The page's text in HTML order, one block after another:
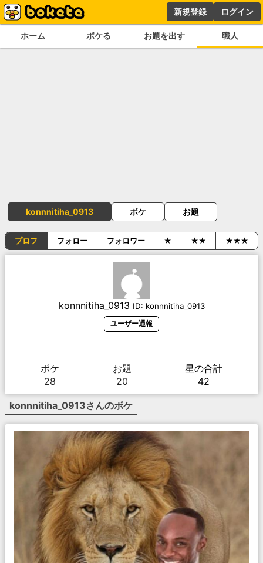
新規登録 ログイン
ホーム ボケる お題を出す 職人
konnnitiha_0913 ボケ お題
プロフ フォロー フォロワー ★ ★★ ★★★
konnnitiha_0913 ID: konnnitiha_0913
ユーザー通報
ボケ
28
お題
20
星の合計
42
konnnitiha_0913さんのボケ